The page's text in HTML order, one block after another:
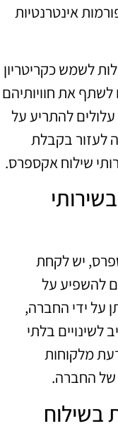
אינטרנטיות
לשמש כקריטריון
לשתף את חוויותיהם
להתריע על
לעזור בקבלת
שילוח אקספרס.
יש לקחת
להשפיע על
על ידי החברה,
לשינויים בלתי
מלקוחות
של החברה.
בשילוח